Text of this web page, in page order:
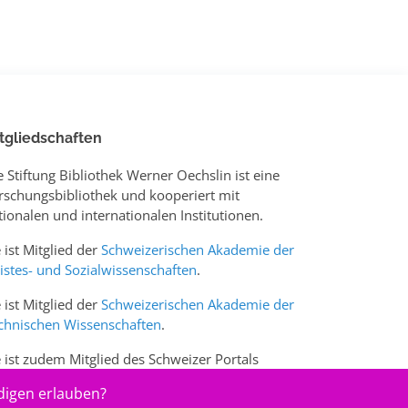
Stiftung Bibliothek Werner Oechslin ist eine
und kooperiert mit
und internationalen Institutionen.
ist Mitglied der Schweizerischen Akademie der
und Sozialwissenschaften.
ist Mitglied der Schweizerischen Akademie der
Wissenschaften.
ist zudem Mitglied des Schweizer Portals
erlauben?